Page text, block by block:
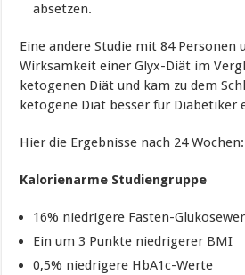
absetzen.
Eine andere Studie mit 84 Personen
Wirksamkeit einer Glyx-Diät im
ketogenen Diät und kam zu dem
ketogene Diät besser für Diabetiker
Hier die Ergebnisse nach 24 Wochen:
Kalorienarme Studiengruppe
16% niedrigere Fasten-
Ein um 3 Punkte niedrigerer BMI
0,5% niedrigere HbA1c-Werte